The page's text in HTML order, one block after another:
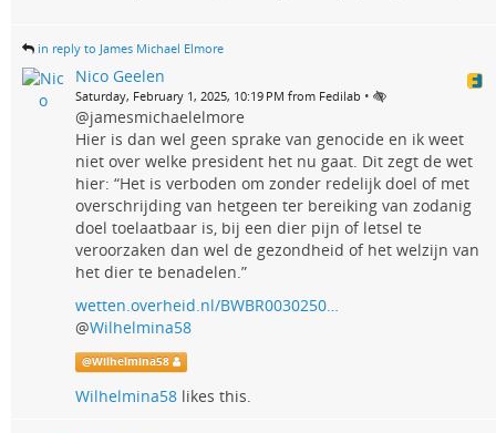
in reply to James Michael Elmore
Nico Geelen
Saturday, February 1, 2025, 10:19 PM from Fedilab •
@jamesmichaelelmore
Hier is dan wel geen sprake van genocide en ik weet
niet over welke president het nu gaat. Dit zegt de wet
hier: “Het is verboden om zonder redelijk doel of met
overschrijding van hetgeen ter bereiking van zodanig
doel toelaatbaar is, bij een dier pijn of letsel te
veroorzaken dan wel de gezondheid of het welzijn van
het dier te benadelen.”
wetten.overheid.nl/BWBR0030250…
@Wilhelmina58
@Wilhelmina58
Wilhelmina58 likes this.